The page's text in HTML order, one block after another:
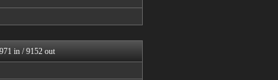
界転生まとめ速報
はつ -アニメ発信場-
チャット
971 in / 9152 out